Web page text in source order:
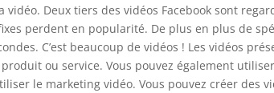
Deux tiers des vidéos Facebook sont
perdent en popularité. De plus en plus de
C’est beaucoup de vidéos ! Les vidéos
ou service. Vous pouvez également
le marketing vidéo. Vous pouvez créer des